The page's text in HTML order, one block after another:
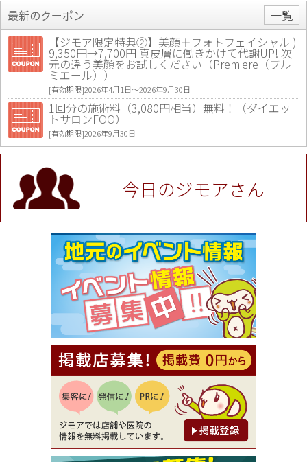
最新のクーポン
一覧
【ジモア限定特典②】美顔＋フォトフェイシャル )
9,350円→7,700円 真皮層に働きかけて代謝UP! 次
元の違う美顔をお試しください（Premiere（プル
ミエール））
[有効期限]2026年4月1日〜2026年9月30日
1回分の施術料（3,080円相当）無料！（ダイエッ
トサロンFOO）
[有効期限]2026年9月30日
値段提示後「ジモア見た」で更に買い取り金額 U
P！※チケットと新品商品は除く（大黒屋 高田馬場
駅前店）
[有効期限]2026年9月30日
★ジモア限定特典★ お会計より全品5％OFF（ナチ
ュラル＆ハンドメイドショップ［マキマキ］）
[有効期限]2026年9月30日まで
【ジモア限定①】初回割引 特価 VIO脱毛11,000円
⇒8,800円（メンズ専門ワックス脱毛サロン Mickle
（ミックル））
[有効期限]2026年9月30日
【ジモア読者特典2】コース 3,500円→3,000円（料
理5品+2時間飲み放題）（創作イタリアン Pia Cu
ore（ピアクオーレ））
[有効期限]2026年9月30日
【ジモア読者特典1】料理全品20％OFF ※18時以
降（創作イタリアン Pia Cuore（ピアクオーレ））
[有効期限]2026年9月30日
【ジモア限定②】初回割引 特価 鼻毛脱毛 半額 2,2
00円⇒1,100円（メンズ専門ワックス脱毛サロン Mi
ckle（ミックル））
[有効期限]2026年9月30日
今日のジモアさん